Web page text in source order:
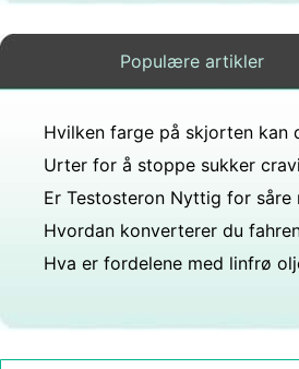
Populære artikler
Urter for å stoppe sukker